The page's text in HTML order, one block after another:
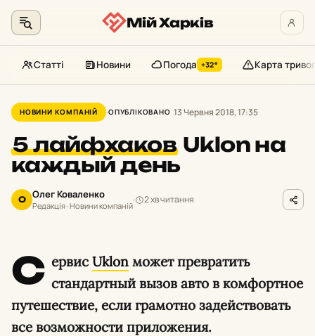
до
контенту
Мій Харків
Статті Новини Погода +32° Карта тривог
НОВИНИ КОМПАНІЙ ОПУБЛІКОВАНО 13 Червня 2018, 17:35
5 лайфхаков Uklon на
каждый день
О Олег Коваленко
Редакція · Новини компаній
2 хв читання
C ервисUklon может превратить
стандартный вызов авто в комфортное
путешествие, если грамотно задействовать
все возможности приложения.